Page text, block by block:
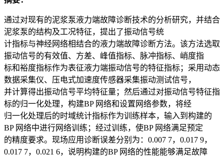
通过对现有的泥浆泵液力端故障诊断技术的分析研究，并结合
泥浆泵的结构及工况特征，提出了振动信号统
计指标与神经网络相结合的液力端故障诊断方法。该方法选取
振动信号的有效值、方差、峰值指标、脉冲指标、峭度指
标和裕度指标作为表征液力端振动信号的特征指标；采用动态
数据采集仪、压电式加速度传感器采集振动测试信号，
并计算得出振动信号平均特征量；然后通过对振动信号特征指
标的归一化处理，构建BP 网络和设置网络参数，将经
归一化处理后的时域统计指标作为训练样本，输入到构建的
BP 网络中进行网络训练；经过训练，使BP 网络满足预定
的精度要求。现场应用诊断误差分别为：0.007 7，0.017 9，
0.017 7，0.021 6，说明构建的BP 网络的性能能够满足故障